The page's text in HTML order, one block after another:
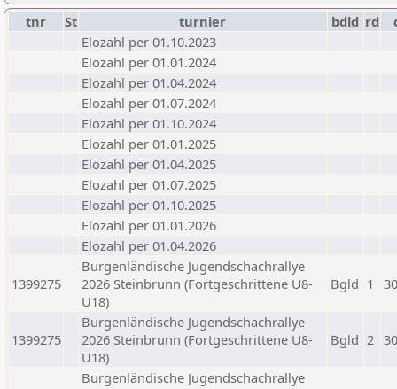
tnr St turnier bdld rd
Elozahl per 01.10.2023
Elozahl per 01.01.2024
Elozahl per 01.04.2024
Elozahl per 01.07.2024
Elozahl per 01.10.2024
Elozahl per 01.01.2025
Elozahl per 01.04.2025
Elozahl per 01.07.2025
Elozahl per 01.10.2025
Elozahl per 01.01.2026
Elozahl per 01.04.2026
1399275
Burgenländische Jugendschachrallye
2026 Steinbrunn (Fortgeschrittene U8-
U18)
Bgld 1
1399275
Burgenländische Jugendschachrallye
2026 Steinbrunn (Fortgeschrittene U8-
U18)
Bgld 2
Burgenländische Jugendschachrallye